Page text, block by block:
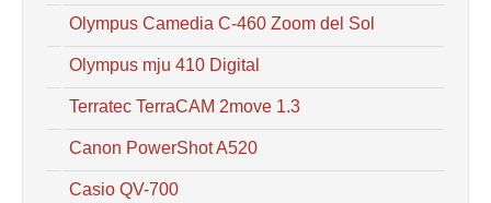
Olympus Camedia C-460 Zoom del Sol
Olympus mju 410 Digital
Terratec TerraCAM 2move 1.3
Canon PowerShot A520
Casio QV-700